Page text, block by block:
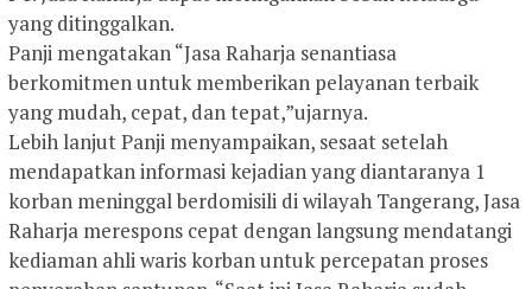
yang ditinggalkan.
Panji mengatakan “Jasa Raharja senantiasa
berkomitmen untuk memberikan pelayanan terbaik
yang mudah, cepat, dan tepat,”ujarnya.
Lebih lanjut Panji menyampaikan, sesaat setelah
mendapatkan informasi kejadian yang diantaranya 1
korban meninggal berdomisili di wilayah Tangerang, Jasa
Raharja merespons cepat dengan langsung mendatangi
kediaman ahli waris korban untuk percepatan proses